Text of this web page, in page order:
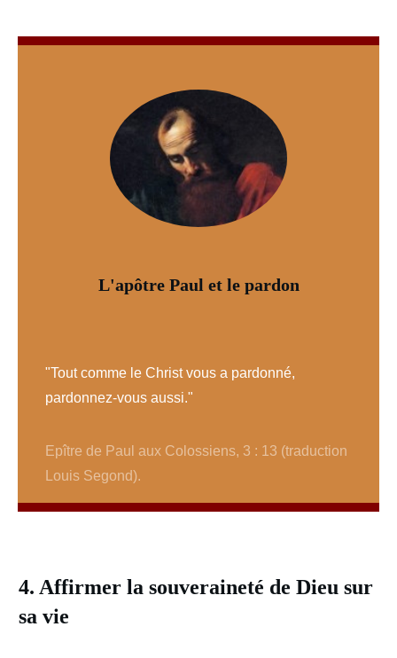
L'apôtre Paul et le pardon
"Tout comme le Christ vous a pardonné,
pardonnez-vous aussi."
Epître de Paul aux Colossiens, 3 : 13 (traduction
Louis Segond).
4. Affirmer la souveraineté de Dieu sur
sa vie